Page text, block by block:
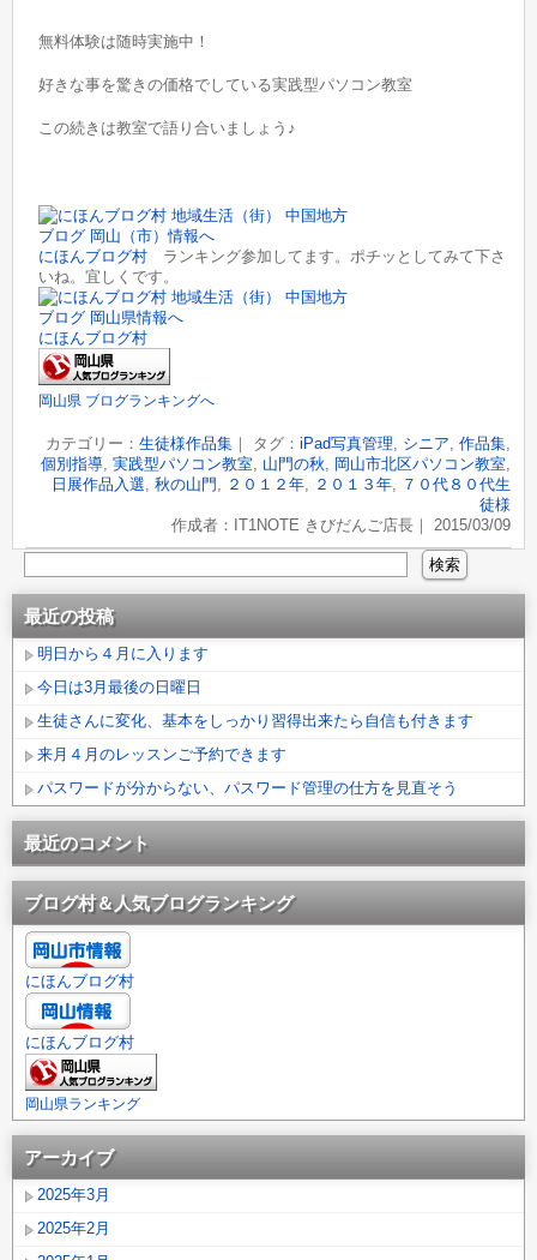
無料体験は随時実施中！
好きな事を驚きの価格でしている実践型パソコン教室
この続きは教室で語り合いましょう♪
にほんブログ村 ランキング参加してます。ポチッとしてみて下さ
いね。宜しくです。
にほんブログ村
岡山県 ブログランキングへ
カテゴリー： 生徒様作品集｜ タグ： iPad写真管理 シニア 作品集,
個別指導, 実践型パソコン教室, 山門の秋 岡山市北区パソコン教室,
日展作品入選 秋の山門 ２０１２年, ２０１３年,
７０代８０代生
徒様
作成者：IT1NOTE きびだんご店長｜ 2015/03/09
最近の投稿
明日から４月に入ります
今日は3月最後の日曜日
生徒さんに変化、基本をしっかり習得出来たら自信も付きます
来月４月のレッスンご予約できます
パスワードが分からない、パスワード管理の仕方を見直そう
最近のコメント
ブログ村＆人気ブログランキング
にほんブログ村
にほんブログ村
岡山県ランキング
アーカイブ
2025年3月
2025年2月